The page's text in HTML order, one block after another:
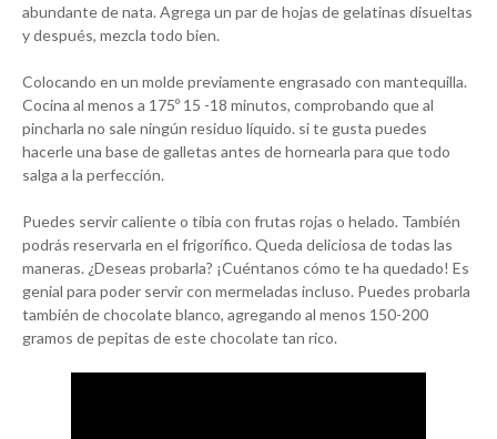
abundante de nata. Agrega un par de hojas de gelatinas disueltas
y después, mezcla todo bien.
Colocando en un molde previamente engrasado con mantequilla.
Cocina al menos a 175º 15 -18 minutos, comprobando que al
pincharla no sale ningún residuo líquido. si te gusta puedes
hacerle una base de galletas antes de hornearla para que todo
salga a la perfección.
Puedes servir caliente o tibia con frutas rojas o helado. También
podrás reservarla en el frigorífico. Queda deliciosa de todas las
maneras. ¿Deseas probarla? ¡Cuéntanos cómo te ha quedado! Es
genial para poder servir con mermeladas incluso. Puedes probarla
también de chocolate blanco, agregando al menos 150-200
gramos de pepitas de este chocolate tan rico.